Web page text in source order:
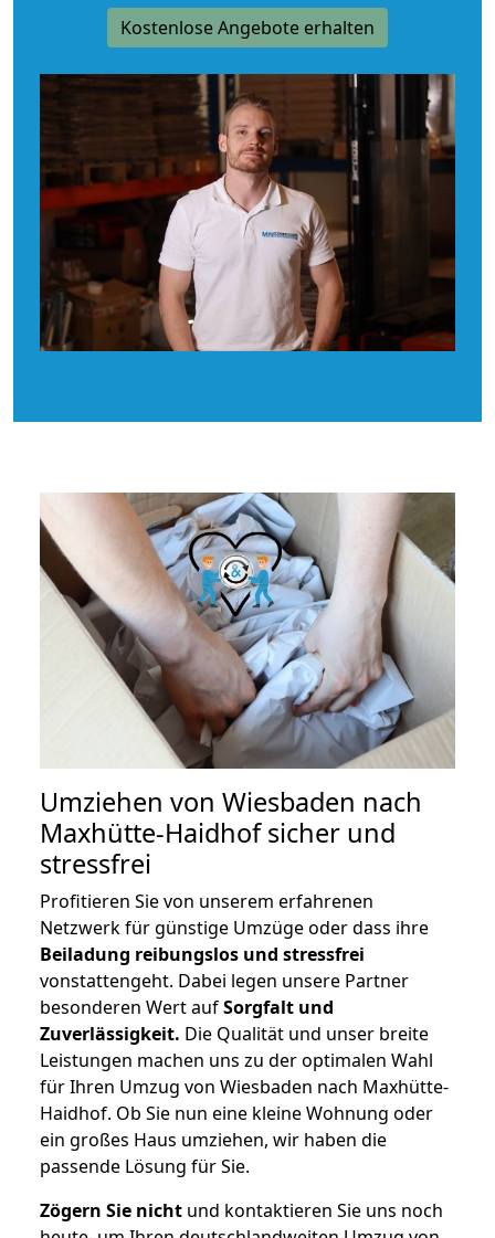
Kostenlose Angebote erhalten
Umziehen von Wiesbaden nach
Maxhütte-Haidhofsicher und
stressfrei
Profitieren Sie von unserem erfahrenen
Netzwerk für günstige Umzüge oder dass ihre
Beiladung reibungslos und stressfrei
vonstattengeht. Dabei legen unsere Partner
besonderen Wert aufSorgfalt und
Zuverlässigkeit. Die Qualität und unser breite
Leistungen machen uns zu der optimalen Wahl
für Ihren Umzug von Wiesbaden nach Maxhütte-
Haidhof. Ob Sie nun eine kleine Wohnung oder
ein großes Haus umziehen, wir haben die
passende Lösung für Sie.
Zögern Sie nicht und kontaktieren Sie uns noch